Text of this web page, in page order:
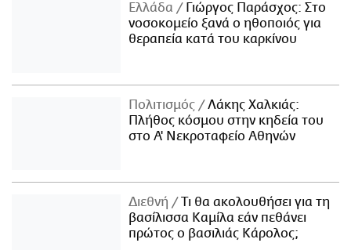
Ελλάδα
Γιώργος Παράσχος: Στο
νοσοκομείο ξανά ο ηθοποιός για
θεραπεία κατά του καρκίνου
Πολιτισμός
Λάκης Χαλκιάς:
Πλήθος κόσμου στην κηδεία του
στο Α' Νεκροταφείο Αθηνών
Διεθνή
Τι θα ακολουθήσει για τη
βασίλισσα Καμίλα εάν πεθάνει
πρώτος ο βασιλιάς Κάρολος;